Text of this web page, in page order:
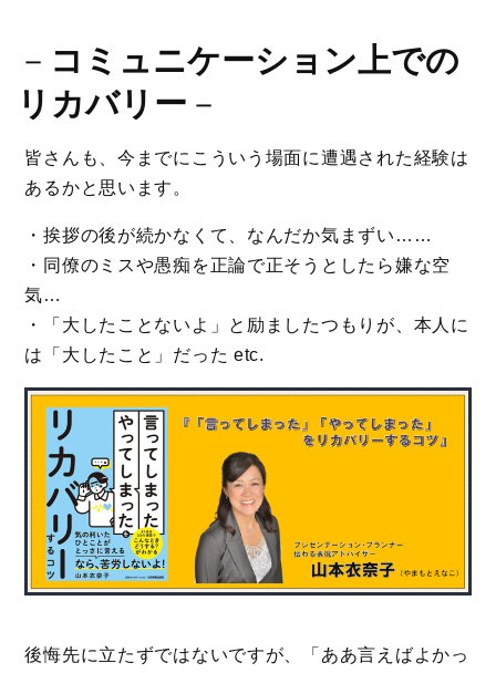
－ コミュニケーション上での
リカバリー －
皆さんも、今までにこういう場面に遭遇された経験は
あるかと思います。
・挨拶の後が続かなくて、なんだか気まずい……
・同僚のミスや愚痴を正論で正そうとしたら嫌な空
気…
・「大したことないよ」と励ましたつもりが、本人に
は「大したこと」だった etc.
後悔先に立たずではないですが、「ああ言えばよかっ